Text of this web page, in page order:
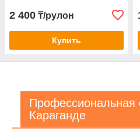
2 400 ₸/рулон
Купить
Профессиональная
Караганде